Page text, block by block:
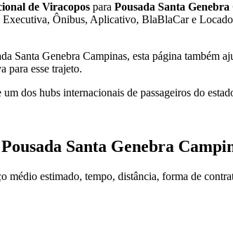
de Viracopos para Pousada Santa
Ônibus, Aplicativo, BlaBlaCar e
Santa Genebra Campinas, esta página também
para esse trajeto.
dos hubs internacionais de passageiros do
Pousada Santa Genebra
médio estimado, tempo, distância, forma de